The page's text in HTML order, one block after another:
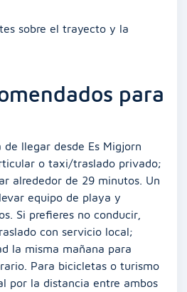
sobre el trayecto y la
para
llegar desde Es Migjorn
o taxi/traslado privado;
alrededor de 29 minutos. Un
equipo de playa y
Si prefieres no conducir,
con servicio local;
la misma mañana para
Para bicicletas o turismo
por la distancia entre ambos